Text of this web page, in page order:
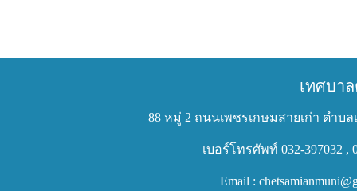
เทศบา
88 หมู่ 2 ถนนเพชรเกษมสายเก่า ตำบ
เบอร์โทรศัพท์ 032-397032 ,
Email :